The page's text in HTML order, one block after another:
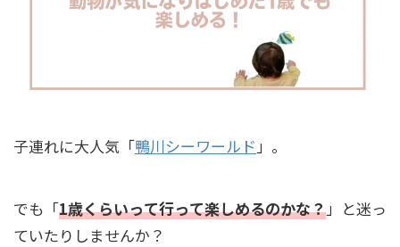
子連れに大人気「鴨川シーワールド」。
でも「1歳くらいって行って楽しめるのかな？」と迷っ
ていたりしませんか？